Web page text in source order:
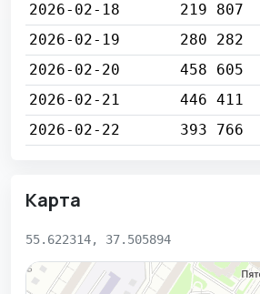
2026-02-18
219 807
2026-02-19
280 282
2026-02-20
458 605
2026-02-21
446 411
2026-02-22
393 766
Карта
55.622314, 37.505894